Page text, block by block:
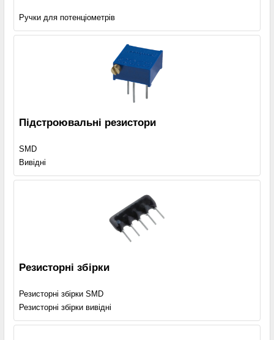
Ручки для потенціометрів
Підстроювальні резистори
SMD
Вивідні
Резисторні збірки
Резисторні збірки SMD
Резисторні збірки вивідні